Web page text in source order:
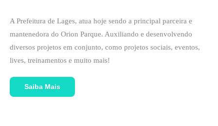
A Prefeitura de Lages, atua hoje sendo a principal parceira e
mantenedora do Orion Parque. Auxiliando e desenvolvendo
diversos projetos em conjunto, como projetos sociais, eventos,
lives, treinamentos e muito mais!
Saiba Mais